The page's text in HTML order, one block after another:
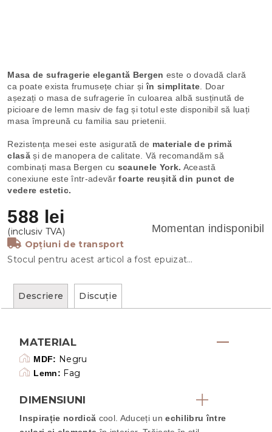
588 lei
Momentan indisponibil
Opțiuni de transport
Stocul pentru acest articol a fost epuizat…
Masa de sufragerie elegantă Bergen este o dovadă clară
ca poate exista frumusețe chiar șiîn simplitate . Doar
așezați o masa de sufragerie în culoarea albă susținută de
picioare de lemn masiv de fag și totul este disponibil să luați
masa împreună cu familia sau prietenii.
Rezistența mesei este asigurată de materiale de primă
clasăși de manopera de calitate. Vă recomandăm să
combinați masa Bergen cu scaunele York. Această
conexiune este într-adevărfoarte reușită din punct de
vedere estetic.
Descriere Discuţie
MATERIAL
MDF: Negru
Lemn: Fag
DIMENSIUNI
Inspirație nordică cool. Aduceți unechilibru între